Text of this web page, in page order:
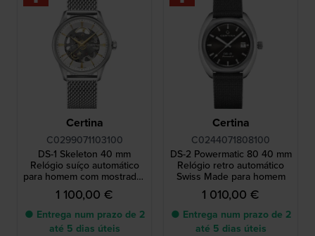
Certina
C0299071103100
DS-1 Skeleton 40 mm
Relógio suíço automático
para homem com mostrador
esqueleto
1 100,00 €
● Entrega num prazo de 2
até 5 dias úteis
Certina
C0244071808100
DS-2 Powermatic 80 40 mm
Relógio retro automático
Swiss Made para homem
1 010,00 €
● Entrega num prazo de 2
até 5 dias úteis